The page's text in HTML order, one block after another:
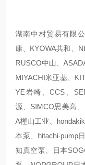
湖南中村贸易有限
康、KYOWA共和、
RUSCO中山、
MIYACHI米亚基、
YE岩崎、CCS、
源、SIMCO思美高
A樫山工业、
本泵、hitachi-pump
知真空泵、日本